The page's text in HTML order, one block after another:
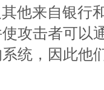
他来自银行
攻击者可以
统，因此他